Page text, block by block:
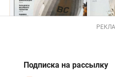
Подписка на рассылку